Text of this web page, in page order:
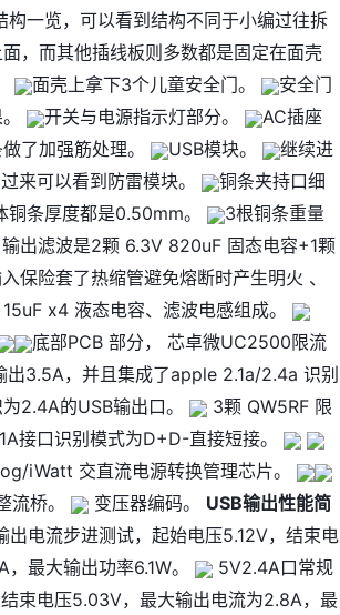
构一览，可以看到结构不同于小编过往拆
，而其他插线板则多数都是固定在面壳
面壳上拿下3个儿童安全门。
安全门
开关与电源指示灯部分。
AC插座
了加强筋处理。
USB模块。
继续进
来可以看到防雷模块。
铜条夹持口细
铜条厚度都是0.50mm。
3根铜条重量
出滤波是2颗 6.3V 820uF 固态电容+1颗
保险套了热缩管避免熔断时产生明火 、
x4 液态电容、滤波电感组成。
底部PCB 部分， 芯卓微UC2500限流
3.5A，并且集成了apple 2.1a/2.4a 识别
2.4A的USB输出口。
3颗 QW5RF 限
接口识别模式为D+D-直接短接。
iWatt 交直流电源转换管理芯片。
流桥。 变压器编码。 USB输出性能简
电流步进测试，起始电压5.12V，结束电
最大输出功率6.1W。
5V2.4A口常规
束电压5.03V，最大输出电流为2.8A，最